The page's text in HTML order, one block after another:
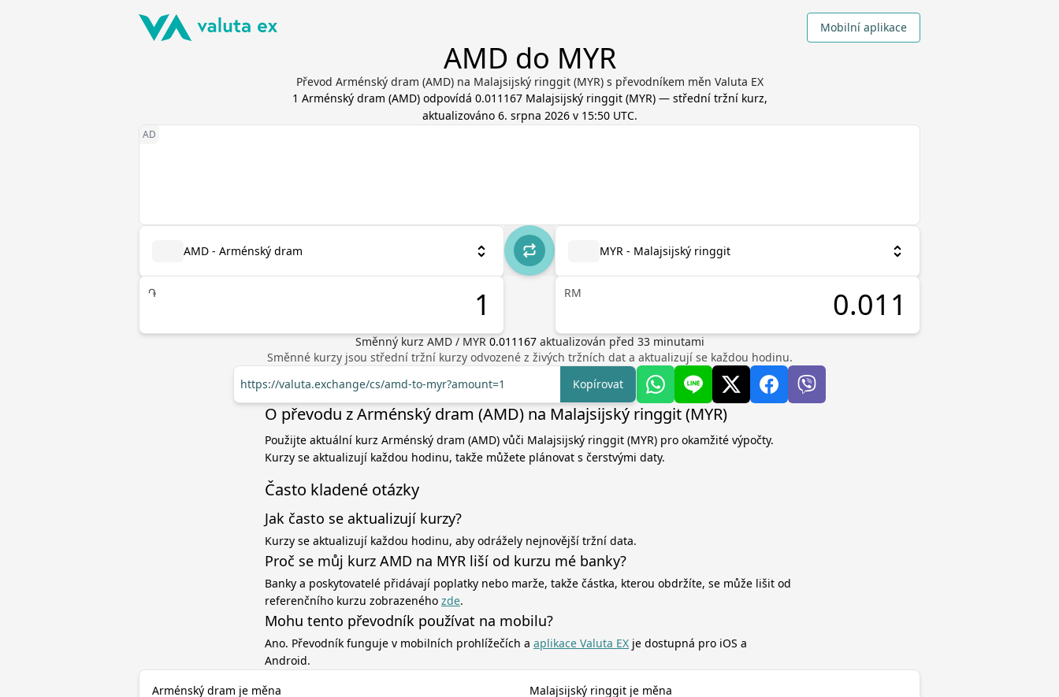
Mobilní aplikace
AMD do MYR
Převod Arménský dram (AMD) na Malajsijský ringgit (MYR) s převodníkem měn Valuta EX
1 Arménský dram (AMD) odpovídá 0.011167 Malajsijský ringgit(MYR) — střední tržní kurz,
aktualizováno 6. srpna 2026 v 15:50 UTC.
AMD - Arménský dram
֏
MYR - Malajsijský ringgit
RM
Směnný kurz AMD/ MYR 0.011167 aktualizován před 33minutami
Směnné kurzy jsou střední tržní kurzy odvozené z živých tržních dat a aktualizují se každou hodinu.
https://valuta.exchange/cs/amd-to-myr?amount=1
Kopírovat
O převodu z Arménský dram (AMD) na Malajsijský ringgit (MYR)
Použijte aktuální kurz Arménský dram (AMD) vůči Malajsijský ringgit (MYR) pro okamžité výpočty.
Kurzy se aktualizují každou hodinu, takže můžete plánovat s čerstvými daty.
Často kladené otázky
Jak často se aktualizují kurzy?
Kurzy se aktualizují každou hodinu, aby odrážely nejnovější tržní data.
Proč se můj kurz AMD na MYR liší od kurzu mé banky?
Banky a poskytovatelé přidávají poplatky nebo marže, takže částka, kterou obdržíte, se může lišit od
referenčního kurzu zobrazeného zde.
Mohu tento převodník používat na mobilu?
Ano. Převodník funguje v mobilních prohlížečích a aplikace Valuta EX je dostupná pro iOS a
Android.
Arménský dram je měna
Malajsijský ringgit je měna